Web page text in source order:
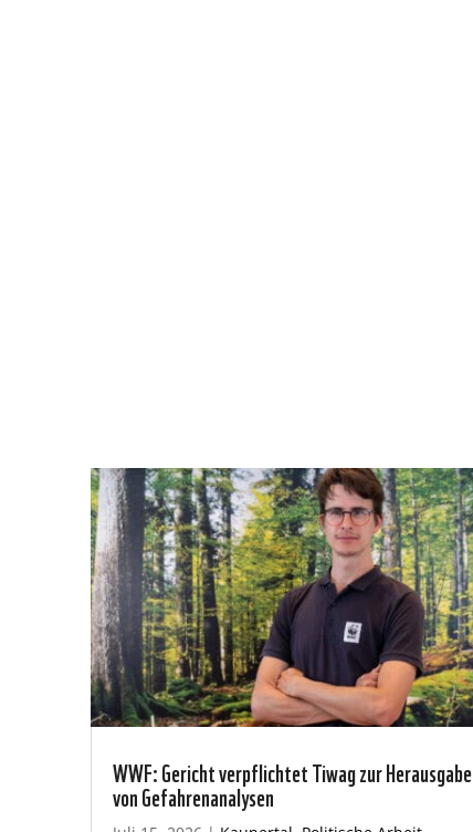
WWF: Gericht verpflichtet Tiwag zur Herausgabe
von Gefahrenanalysen